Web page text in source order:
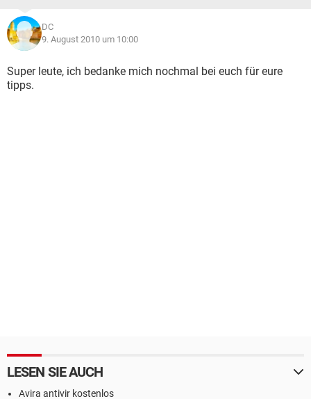
DC
9. August 2010 um 10:00
Super leute, ich bedanke mich nochmal bei euch für eure
tipps.
LESEN SIE AUCH
Avira antivir kostenlos